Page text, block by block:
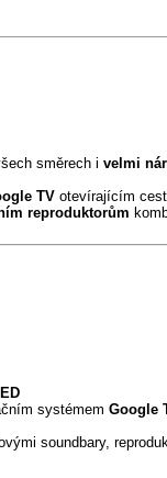
směrech i velmi
TV otevírajícím
reproduktorům
systémem Google
soundbary,